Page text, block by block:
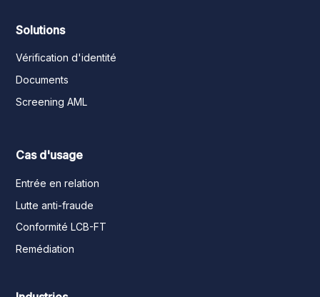
Solutions
Vérification d'identité
Documents
Screening AML
Cas d'usage
Entrée en relation
Lutte anti-fraude
Conformité LCB-FT
Remédiation